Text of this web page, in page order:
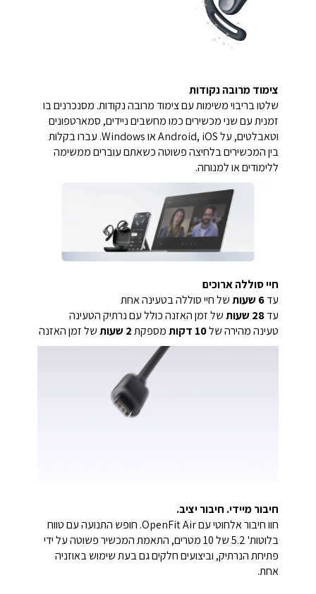
צימוד מרובה נקודות
שלטו בריבוי משימות עם צימוד מרובה נקודות. מסנכרנים בו
זמנית עם שני מכשירים כמו מחשבים ניידים, סמארטפונים
וטאבלטים, על Android, iOS או Windows. עברו בקלות
בין המכשירים בלחיצה פשוטה כשאתם עוברים ממשימה
ללימודים או למנוחה.
חיי סוללה ארוכים
עד6 שעות
של חיי סוללה בטעינה אחת
עד28 שעות
של זמן האזנה כולל עם נרתיק הטעינה
טעינה מהירה של10 דקות מספקת2 שעות של זמן האזנה
חיבור מיידי. חיבור יציב.
חוו חיבור אלחוטי עם OpenFit Air. חופש התנועה עם טווח
בלוטות' 5.2 של 10 מטרים, התאמת המכשיר פשוטה על ידי
פתיחת הנרתיק, וביצועים חלקים גם בעת שימוש באוזניה
אחת.